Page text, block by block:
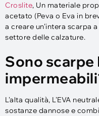
Croslite, Un materiale
acetato (Peva o Eva in
a creare un'intera scarpa
settore delle calzature.
Sono scarpe
L'alta qualità, L'EVA
sostanze dannose e